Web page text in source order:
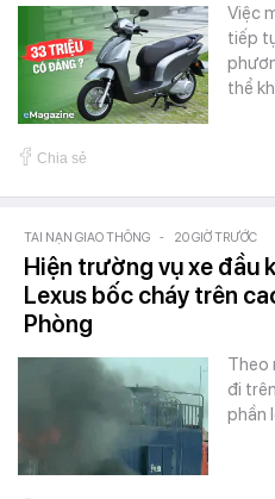
Việc
tiếp
thể
Chia sẻ
TAI NẠN GIAO THÔNG - 20 GIỜ TRƯỚC
Hiện trường vụ xe đầu
Lexus bốc cháy trên
Phòng
Theo
đi
phần